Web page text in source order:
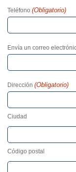
Teléfono (Obligatorio)
Envía un correo
Dirección (Obligatorio)
Ciudad
Código postal